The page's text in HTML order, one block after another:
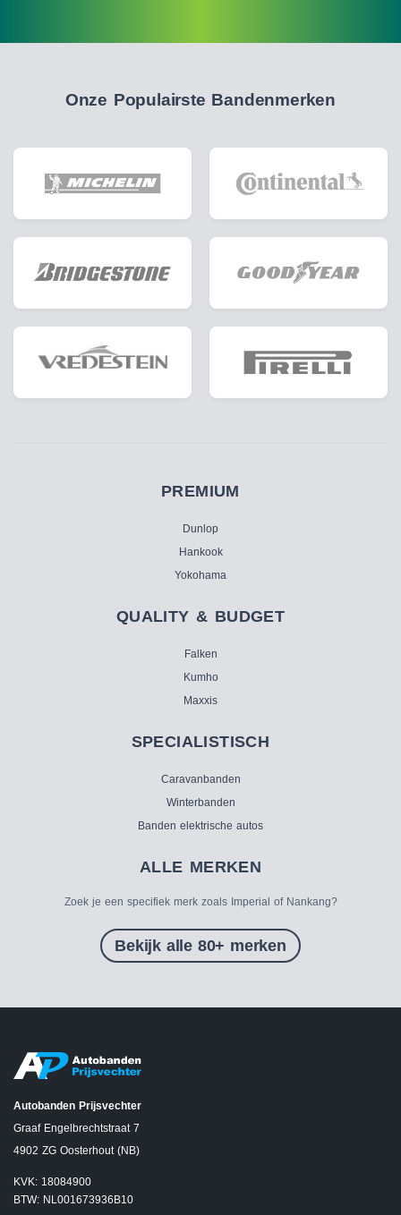
Onze Populairste Bandenmerken
PREMIUM
Dunlop
Hankook
Yokohama
QUALITY & BUDGET
Falken
Kumho
Maxxis
SPECIALISTISCH
Caravanbanden
Winterbanden
Banden elektrische autos
ALLE MERKEN
Zoek je een specifiek merk zoals Imperial of Nankang?
Bekijk alle 80+ merken
Autobanden Prijsvechter
Graaf Engelbrechtstraat 7
4902 ZG Oosterhout (NB)
KVK: 18084900
BTW: NL001673936B10